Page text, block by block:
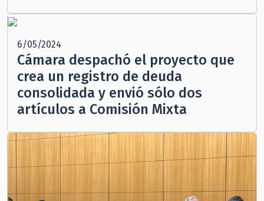
6/05/2024
Cámara despachó el proyecto que
crea un registro de deuda
consolidada y envió sólo dos
artículos a Comisión Mixta